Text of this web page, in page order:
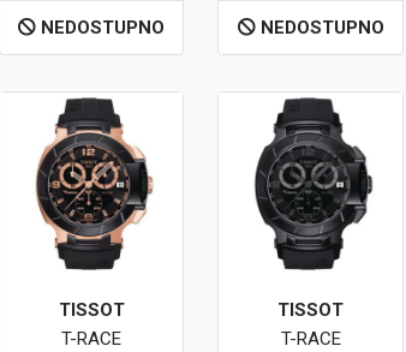
NEDOSTUPNO NEDOSTUPNO
TISSOT
T-RACE
TISSOT
T-RACE